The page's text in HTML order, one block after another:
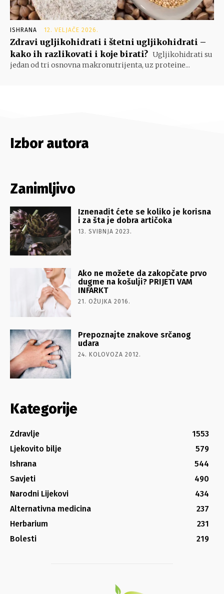
ISHRANA 12. VELJAČE 2026.
Zdravi ugljikohidrati i štetni ugljikohidrati –
kako ih razlikovati i koje birati? Ugljikohidrati su
jedan od tri osnovna makronutrijenta, uz proteine...
Izbor autora
Zanimljivo
Iznenadit ćete se koliko je korisna
i za šta je dobra artičoka
13. SVIBNJA 2023.
Ako ne možete da zakopčate prvo
dugme na košulji? PRIJETI VAM
INFARKT
21. OŽUJKA 2016.
Prepoznajte znakove srčanog
udara
24. KOLOVOZA 2012.
Kategorije
Zdravlje
1553
Ljekovito bilje
579
Ishrana
544
Savjeti
490
Narodni Lijekovi
434
Alternativna medicina
237
Herbarium
231
Bolesti
219